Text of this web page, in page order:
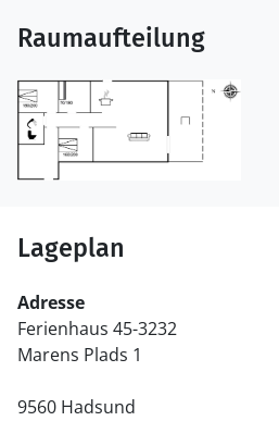
Raumaufteilung
Lageplan
Adresse
Ferienhaus 45-3232
Marens Plads 1
9560 Hadsund